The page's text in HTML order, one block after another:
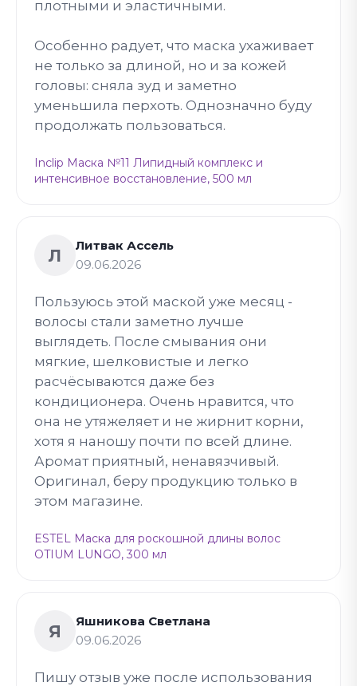
плотными и эластичными.
Особенно радует, что маска ухаживает
не только за длиной, но и за кожей
головы: сняла зуд и заметно
уменьшила перхоть. Однозначно буду
продолжать пользоваться.
Inclip Маска №11 Липидный комплекс и
интенсивное восстановление, 500 мл
Л
Литвак Ассель
09.06.2026
Пользуюсь этой маской уже месяц -
волосы стали заметно лучше
выглядеть. После смывания они
мягкие, шелковистые и легко
расчёсываются даже без
кондиционера. Очень нравится, что
она не утяжеляет и не жирнит корни,
хотя я наношу почти по всей длине.
Аромат приятный, ненавязчивый.
Оригинал, беру продукцию только в
этом магазине.
ESTEL Маска для роскошной длины волос
OTIUM LUNGO, 300 мл
Я
Яшникова Светлана
09.06.2026
Пишу отзыв уже после использования